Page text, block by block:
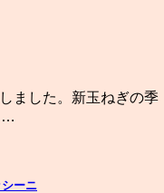
ました。新玉ねぎの季
…
ーニ